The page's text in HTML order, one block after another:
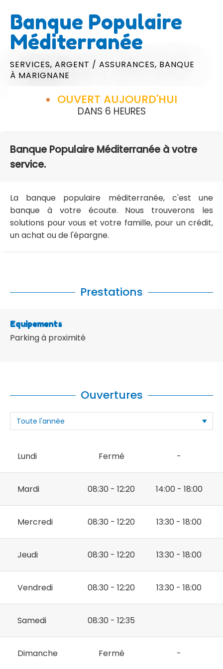
Banque Populaire
Méditerranée
SERVICES, ARGENT / ASSURANCES, BANQUE
À MARIGNANE
OUVERT AUJOURD'HUI
DANS 6 HEURES
Banque Populaire Méditerranée à votre
service.
La banque populaire méditerranée, c'est une
banque à votre écoute. Nous trouverons les
solutions pour vous et votre famille, pour un crédit,
un achat ou de l'épargne.
Prestations
Equipements
Parking à proximité
Ouvertures
Lundi Fermé -
Mardi 08:30 - 12:20 14:00 - 18:00
Mercredi 08:30 - 12:20 13:30 - 18:00
Jeudi 08:30 - 12:20 13:30 - 18:00
Vendredi 08:30 - 12:20 13:30 - 18:00
Samedi 08:30 - 12:35
Dimanche Fermé -